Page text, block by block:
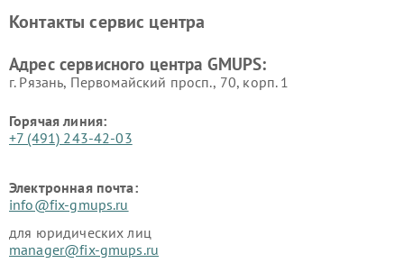
Контакты сервис центра
Адрес сервисного центра GMUPS:
г. Рязань, Первомайский просп., 70, корп. 1
Горячая линия:
+7 (491) 243-42-03
Электронная почта:
info@fix-gmups.ru
для юридических лиц
manager@fix-gmups.ru